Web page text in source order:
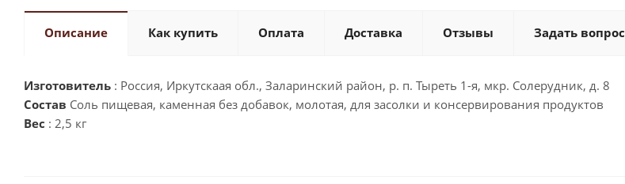
Описание Как купить Оплата Доставка Отзывы Задать вопрос
Изготовитель : Россия, Иркутскаая обл., Заларинский район, р. п. Тыреть 1-я, мкр. Солерудник, д. 8
Состав Соль пищевая, каменная без добавок, молотая, для засолки и консервирования продуктов
Вес : 2,5 кг